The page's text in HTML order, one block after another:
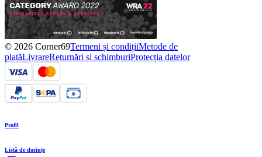
© 2026 Corner69Termeni și condițiiMetode de
platăLivrareReturnări și schimburiProtecția datelor
Profil
Listă de dorințe